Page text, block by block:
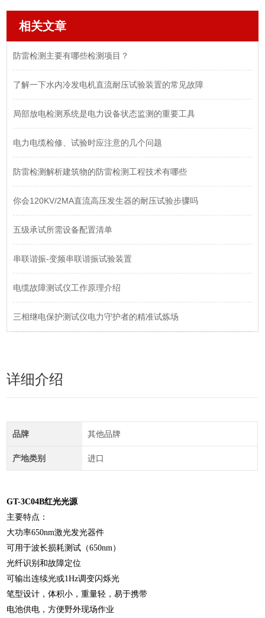
相关文章
防雷检测主要有哪些检测项目？
了解一下水内冷发电机直流耐压试验装置的常见故障
局部放电检测系统是电力设备状态监测的重要工具
电力电缆检修、试验时应注意的几个问题
防雷检测解析建筑物的防雷检测工程技术有哪些
你会120KV/2MA直流高压发生器的耐压试验步骤吗
五级承试所需设备配置清单
串联谐振-变频串联谐振试验装置
电缆故障测试仪工作原理介绍
三相继电保护测试仪电力守护者的精准试炼场
详细介绍
品牌 其他品牌
产地类别 进口
GT-3C04B红光光源
主要特点：
大功率650nm激光发光器件
可用于波长损耗测试（650nm）
光纤识别和故障定位
可输出连续光或1Hz调变闪烁光
笔型设计，体积小，重量轻，易于携带
电池供电，方便野外现场作业